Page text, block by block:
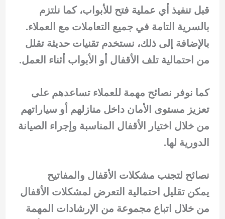
قبل تنفيذ أي عملية فتح للأبواب، كما نلتزم
بالسرية التامة في جميع التعاملات مع العملاء.
بالإضافة إلى ذلك، نستخدم تقنيات حديثة تقلل
من احتمالية تلف الأقفال أو الأبواب أثناء العمل.
كما نوفر نصائح مهمة للعملاء تساعدهم على
تعزيز مستوى الأمان داخل منازلهم أو سياراتهم
من خلال اختيار الأقفال المناسبة وإجراء الصيانة
الدورية لها.
نصائح لتجنب مشكلات الأقفال والمفاتيح
يمكن تقليل احتمالية التعرض لمشكلات الأقفال
من خلال اتباع مجموعة من الإرشادات المهمة